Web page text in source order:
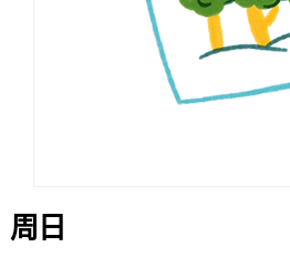
周日